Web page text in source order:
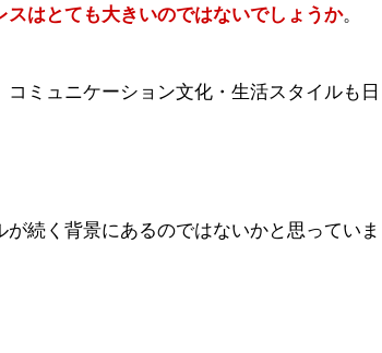
スはとても大きいのではないでしょうか。
ミュニケーション文化・生活スタイルも日
続く背景にあるのではないかと思っていま